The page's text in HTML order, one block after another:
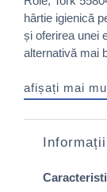
hârtie igienică
și oferirea unei
alternativă mai
afișați mai